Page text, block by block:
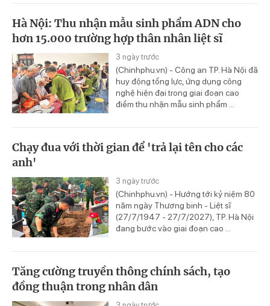
Hà Nội: Thu nhận mẫu sinh phẩm ADN cho
hơn 15.000 trường hợp thân nhân liệt sĩ
3 ngày trước
(Chinhphu.vn) - Công an TP. Hà Nội đã
huy động tổng lực, ứng dụng công
nghệ hiện đại trong giai đoạn cao
điểm thu nhận mẫu sinh phẩm ...
Chạy đua với thời gian để 'trả lại tên cho các
anh'
3 ngày trước
(Chinhphu.vn) - Hướng tới kỷ niệm 80
năm ngày Thương binh - Liệt sĩ
(27/7/1947 - 27/7/2027), TP. Hà Nội
đang bước vào giai đoạn cao ...
Tăng cường truyền thông chính sách, tạo
đồng thuận trong nhân dân